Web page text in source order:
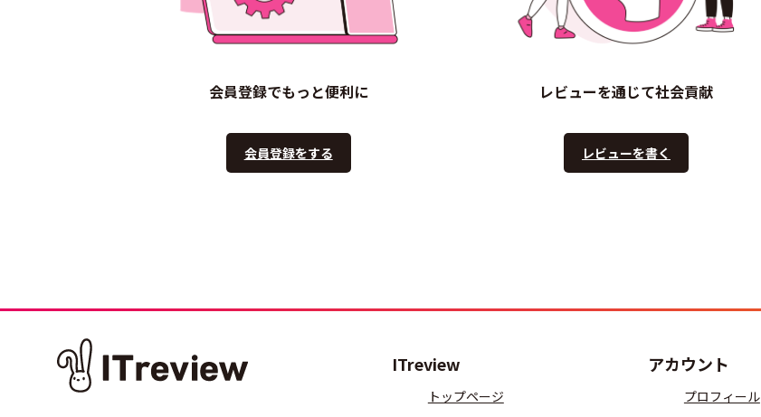
会員登録でもっと便利に
会員登録をする
レビューを通じて社会貢献
レビューを書く
ITreview
トップページ
アカウント
プロフィール